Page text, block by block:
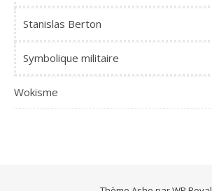
Stanislas Berton
Symbolique militaire
Wokisme